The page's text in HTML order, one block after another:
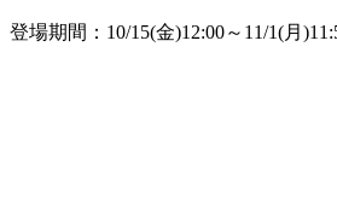
登場期間：10/15(金)12:00～11/1(月